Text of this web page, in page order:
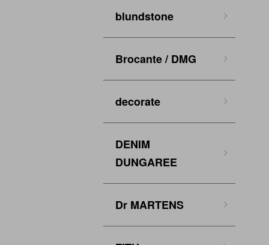
blundstone
Brocante / DMG
decorate
DENIM
DUNGAREE
Dr MARTENS